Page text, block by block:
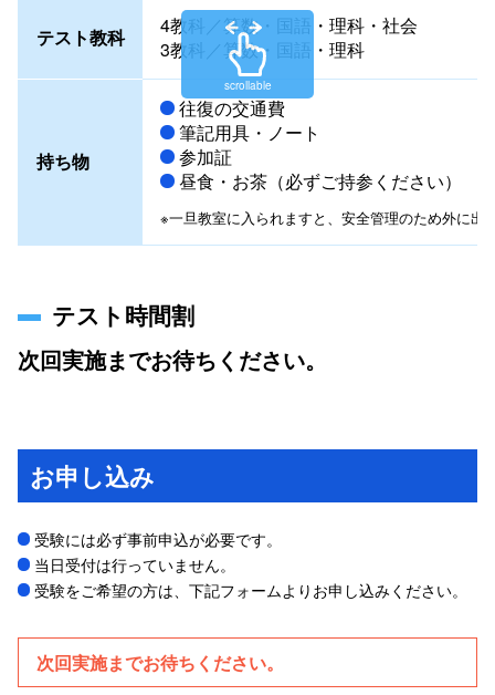
テスト教科
4教科／算数・国語・理科・社会
3教科／算数・国語・理科
持ち物
往復の交通費
筆記用具・ノート
参加証
昼食・お茶（必ずご持参ください）
※一旦教室に入られますと、安全管理のため外に出
scrollable
テスト時間割
次回実施までお待ちください。
お申し込み
受験には必ず事前申込が必要です。
当日受付は行っていません。
受験をご希望の方は、下記フォームよりお申し込みください。
次回実施までお待ちください。